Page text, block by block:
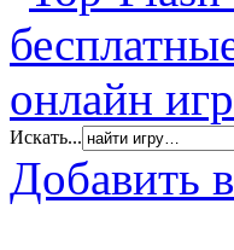
Искать...
Добавить